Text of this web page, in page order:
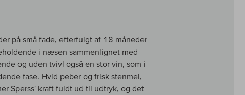
på små fade, efterfulgt af 18 måneder
i næsen sammenlignet med
og uden tvivl også en stor vin, som i
fase. Hvid peber og frisk stenmel,
Sperss' kraft fuldt ud til udtryk, og det